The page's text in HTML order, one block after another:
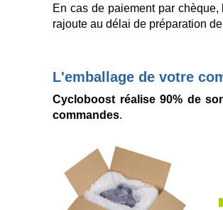
En cas de paiement par
rajoute au délai de préparation
L'emballage de votre
Cycloboost réalise 90% de
commandes.